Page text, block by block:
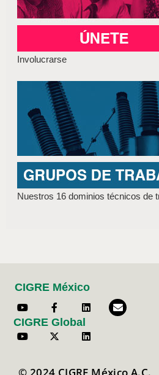
Involucrarse
Nuestros 16 dominios técnicos de
CIGRE México
CIGRE Global